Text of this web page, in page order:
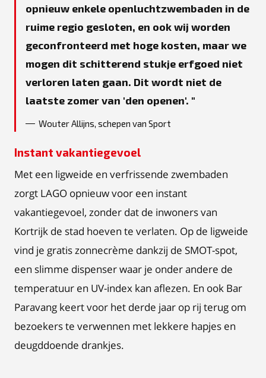
opnieuw enkele openluchtzwembaden in de
ruime regio gesloten, en ook wij worden
geconfronteerd met hoge kosten, maar we
mogen dit schitterend stukje erfgoed niet
verloren laten gaan. Dit wordt niet de
laatste zomer van 'den openen'.
Wouter Allijns, schepen van Sport
Instant vakantiegevoel
Met een ligweide en verfrissende zwembaden
zorgt LAGO opnieuw voor een instant
vakantiegevoel, zonder dat de inwoners van
Kortrijk de stad hoeven te verlaten. Op de ligweide
vind je gratis zonnecrème dankzij de SMOT-spot,
een slimme dispenser waar je onder andere de
temperatuur en UV-index kan aflezen. En ook Bar
Paravang keert voor het derde jaar op rij terug om
bezoekers te verwennen met lekkere hapjes en
deugddoende drankjes.